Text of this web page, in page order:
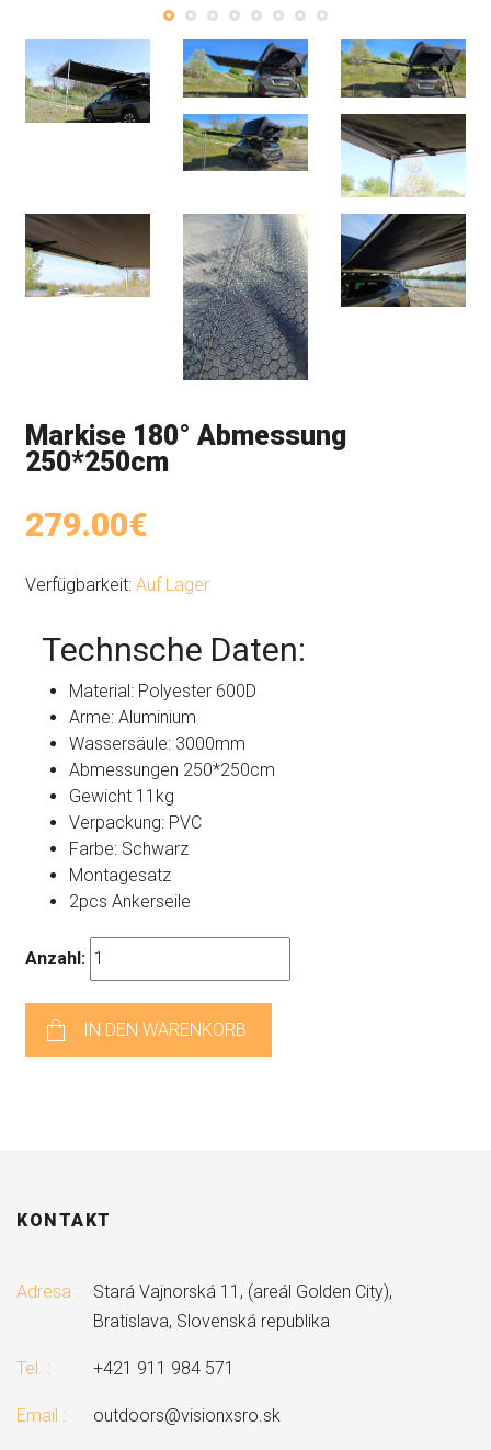
Markise 180° Abmessung
250*250cm
279.00€
Verfügbarkeit: Auf Lager
Technsche Daten:
Material: Polyester 600D
Arme: Aluminium
Wassersäule: 3000mm
Abmessungen 250*250cm
Gewicht 11kg
Verpackung: PVC
Farbe: Schwarz
Montagesatz
2pcs Ankerseile
Anzahl:
IN DEN WARENKORB
KONTAKT
Adresa :
Stará Vajnorská 11, (areál Golden City),
Bratislava, Slovenská republika
Tel. : +421 911 984 571
Email : outdoors@visionxsro.sk